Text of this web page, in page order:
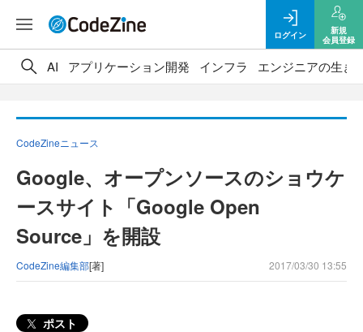
ログイン
新規
会員登録
AI アプリケーション開発 インフラ エンジニアの生き
CodeZineニュース
Google、オープンソースのショウケ
ースサイト「Google Open
Source」を開設
CodeZine編集部[著] 2017/03/30 13:55
ポスト